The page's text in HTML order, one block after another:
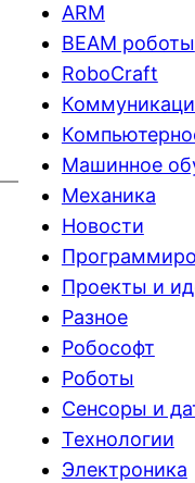
ARM
BEAM роботы
RoboCraft
Машинное
Механика
Новости
Проекты и
Разное
Робософт
Роботы
Сенсоры и
Технологии
Электроника